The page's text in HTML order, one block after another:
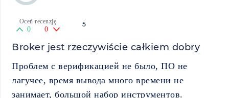
5
Oceń recenzję
0 0
Broker jest rzeczywiście całkiem dobry
Проблем с верификацией не было, ПО не
лагучее, время вывода много времени не
занимает, большой набор инструментов.